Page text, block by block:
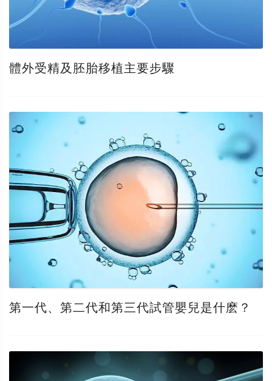
體外受精及胚胎移植主要步驟
第一代、第二代和第三代試管嬰兒是什麽？